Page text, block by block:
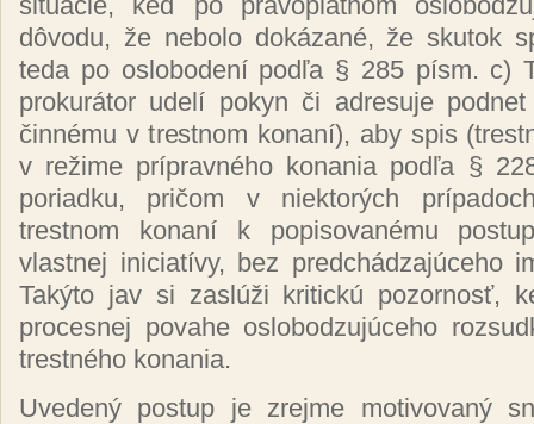
dôvodu, že nebolo dokázané, že skutok
teda po oslobodení podľa § 285 písm. c)
prokurátor udelí pokyn či adresuje
činnému v trestnom konaní), aby spis
v režime prípravného konania podľa §
poriadku, pričom v niektorých
trestnom konaní k popisovanému
vlastnej iniciatívy, bez predchádzajúceho
Takýto jav si zaslúži kritickú pozornosť,
procesnej povahe oslobodzujúceho
trestného konania.
Uvedený postup je zrejme motivovaný